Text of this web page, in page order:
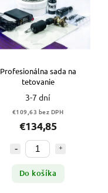
Profesionálna sada na
tetovanie
3-7 dní
€109,63 bez DPH
€134,85
Do košíka